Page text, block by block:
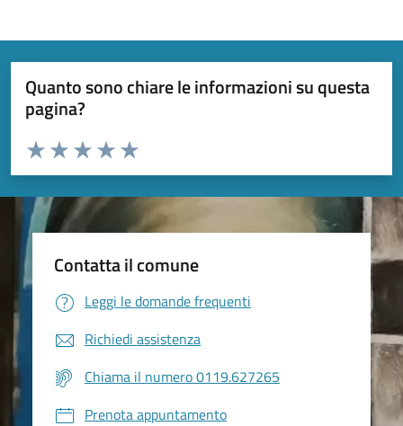
Quanto sono chiare le informazioni su questa
pagina?
Valuta da 1 a 5 stelle la pagina
Valuta 5 stelle su 5
Valuta 4 stelle su 5
Valuta 3 stelle su 5
Valuta 2 stelle su 5
Valuta 1 stelle su 5
Contatta il comune
Leggi le domande frequenti
Richiedi assistenza
Chiama il numero 0119.627265
Prenota appuntamento